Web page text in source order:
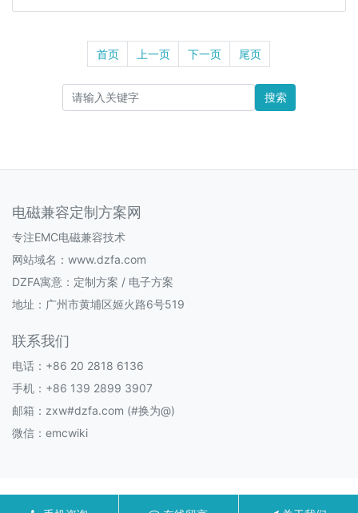
首页 上一页 下一页 尾页
搜索
电磁兼容定制方案网
专注EMC电磁兼容技术
网站域名：www.dzfa.com
DZFA寓意：定制方案 / 电子方案
地址：广州市黄埔区姬火路6号519
联系我们
电话：+86 20 2818 6136
手机：+86 139 2899 3907
邮箱：zxw#dzfa.com (#换为@)
微信：emcwiki